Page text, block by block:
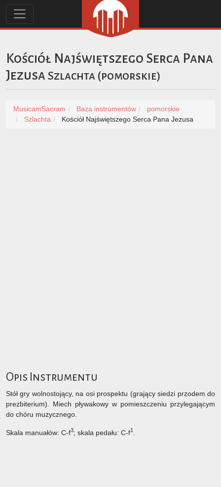
Kościół Najświętszego Serca Pana
Jezusa Szlachta (pomorskie)
MusicamSacram Baza instrumentów
pomorskie
Szlachta
Kościół Najświętszego Serca Pana Jezusa
Opis Instrumentu
Stół gry wolnostojący, na osi prospektu (grający siedzi przodem do
prezbiterium). Miech pływakowy w pomieszczeniu przylegającym
do chóru muzycznego.
Skala manuałów: C-f3; skala pedału: C-f1